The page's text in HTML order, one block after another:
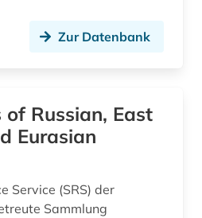
Zur Datenbank
of Russian, East
Eurasian
Service (SRS) der
Sammlung